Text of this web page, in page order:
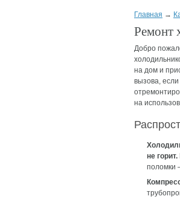
Главная →
Ремонт
Добро
на дом и
вызова, если
на
не горит.
поломки